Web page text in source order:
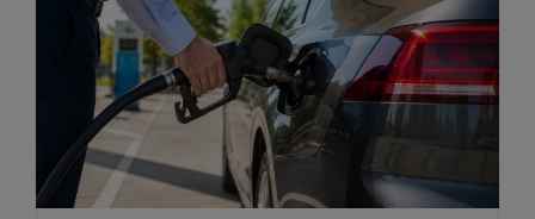
SNEL UW ANTWOORD VINDEN
Zonder gedoe